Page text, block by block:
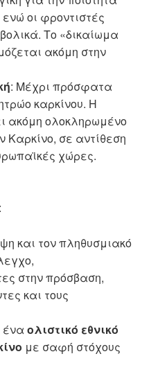
οι φροντιστές
Το «δικαίωμα
ακόμη στην
: Μέχρι πρόσφατα
καρκίνου. Η
ακόμη ολοκληρωμένο
Καρκίνο, σε αντίθεση
χώρες.
και τον πληθυσμιακό
στην πρόσβαση,
και τους
ένα ολιστικό εθνικό
με σαφή στόχους